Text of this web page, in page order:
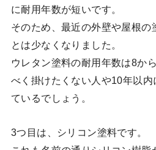
に耐用年数が短いです。
そのため、最近の外壁や屋根の
とは少なくなりました。
ウレタン塗料の耐用年数は8か
べく掛けたくない人や10年以
ているでしょう。
3つ目は、シリコン塗料です。